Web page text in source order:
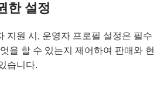
한 설정
지원 시, 운영자 프로필 설정은 필수
을 할 수 있는지 제어하여 판매와 현
습니다.